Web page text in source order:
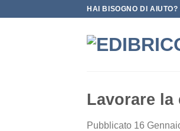
HAI BISOGNO DI
Lavorare la
Pubblicato 16